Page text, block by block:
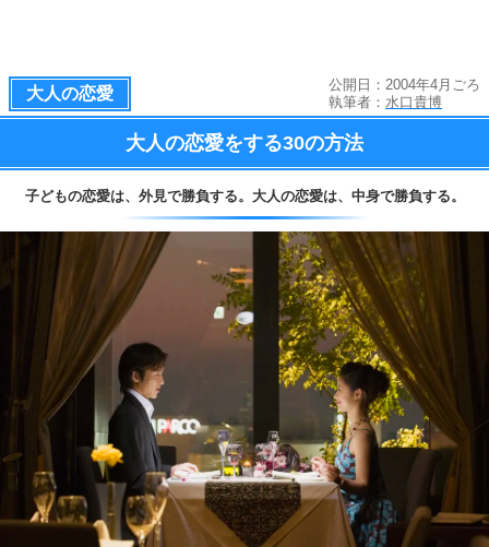
大人の恋愛
公開日：2004年4月ごろ
執筆者： 水口貴博
大人の恋愛をする30の方法
子どもの恋愛は、 外見で勝負する。 大人の恋愛は、 中身で勝負する。